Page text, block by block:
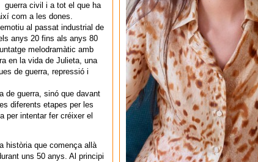
guerra civil i a tot el que ha
com a les dones.
al passat industrial de
anys 20 fins als anys 80
melodramàtic amb
en la vida de Julieta, una
de guerra, repressió i
de guerra, sinó que davant
diferents etapes per les
per intentar fer créixer el
història que comença allà
uns 50 anys. Al principi